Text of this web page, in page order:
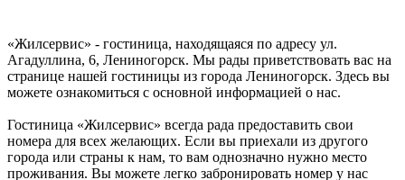
«Жилсервис» - гостиница, находящаяся по адресу ул.
Агадуллина, 6, Лениногорск. Мы рады приветствовать вас на
странице нашей гостиницы из города Лениногорск. Здесь вы
можете ознакомиться с основной информацией о нас.
Гостиница «Жилсервис» всегда рада предоставить свои
номера для всех желающих. Если вы приехали из другого
города или страны к нам, то вам однозначно нужно место
проживания. Вы можете легко забронировать номер у нас